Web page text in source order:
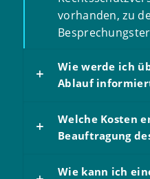
vorhanden, zu
Wie werde ich
Ablauf
Welche Kosten
Beauftragung
Wie kann ich